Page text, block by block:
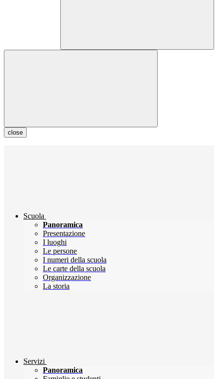
close
Scuola
Panoramica
Presentazione
I luoghi
Le persone
I numeri della scuola
Le carte della scuola
Organizzazione
La storia
Servizi
Panoramica